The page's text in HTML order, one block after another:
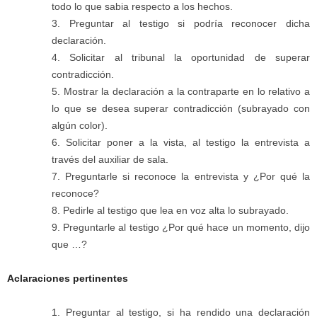
todo lo que sabia respecto a los hechos.
Preguntar al testigo si podría reconocer dicha
declaración.
Solicitar al tribunal la oportunidad de superar
contradicción.
Mostrar la declaración a la contraparte en lo relativo a
lo que se desea superar contradicción (subrayado con
algún color).
Solicitar poner a la vista, al testigo la entrevista a
través del auxiliar de sala.
Preguntarle si reconoce la entrevista y ¿Por qué la
reconoce?
Pedirle al testigo que lea en voz alta lo subrayado.
Preguntarle al testigo ¿Por qué hace un momento, dijo
que …?
Aclaraciones pertinentes
Preguntar al testigo, si ha rendido una declaración